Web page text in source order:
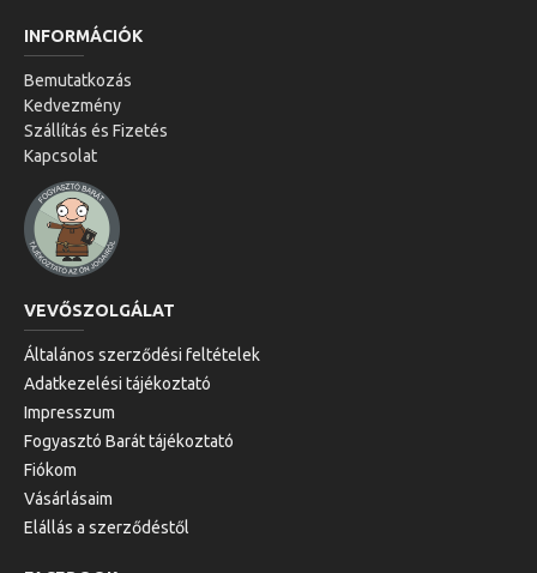
INFORMÁCIÓK
Bemutatkozás
Kedvezmény
Szállítás és Fizetés
Kapcsolat
VEVŐSZOLGÁLAT
Általános szerződési feltételek
Adatkezelési tájékoztató
Impresszum
Fogyasztó Barát tájékoztató
Fiókom
Vásárlásaim
Elállás a szerződéstől